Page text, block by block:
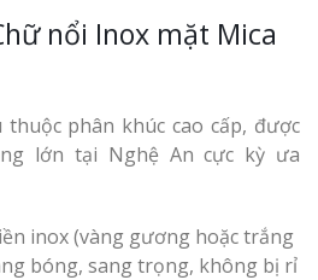
nổi Inox mặt Mica
phân khúc cao cấp, được
lớn tại Nghệ An cực kỳ ưa
inox (vàng gương hoặc trắng
bóng, sang trọng, không bị rỉ